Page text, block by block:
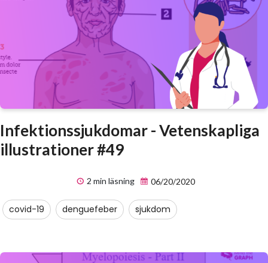
Infektionssjukdomar - Vetenskapliga
illustrationer #49
2 min läsning 06/20/2020
covid-19 denguefeber sjukdom